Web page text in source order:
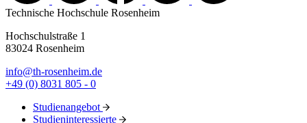
Technische Hochschule Rosenheim
Hochschulstraße 1
83024 Rosenheim
info@th-rosenheim.de
+49 (0) 8031 805 - 0
Studienangebot
Studieninteressierte